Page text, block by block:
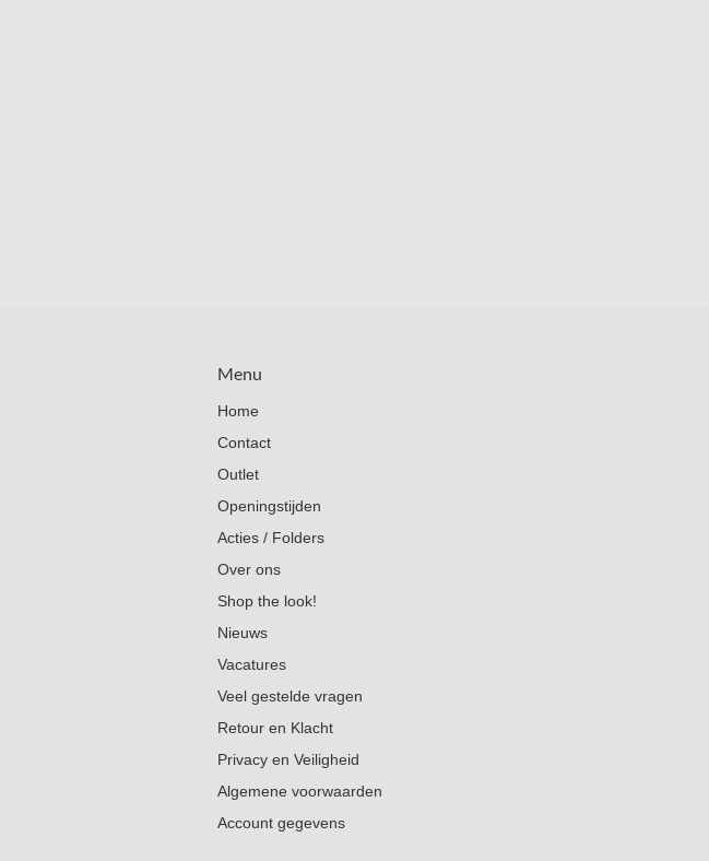
Menu
Home
Contact
Outlet
Openingstijden
Acties / Folders
Over ons
Shop the look!
Nieuws
Vacatures
Veel gestelde vragen
Retour en Klacht
Privacy en Veiligheid
Algemene voorwaarden
Account gegevens